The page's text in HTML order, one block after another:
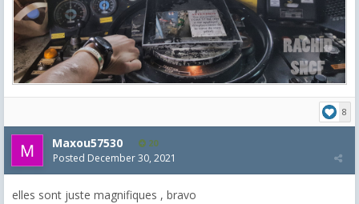
8
Maxou57530 20
Posted December 30, 2021
elles sont juste magnifiques , bravo